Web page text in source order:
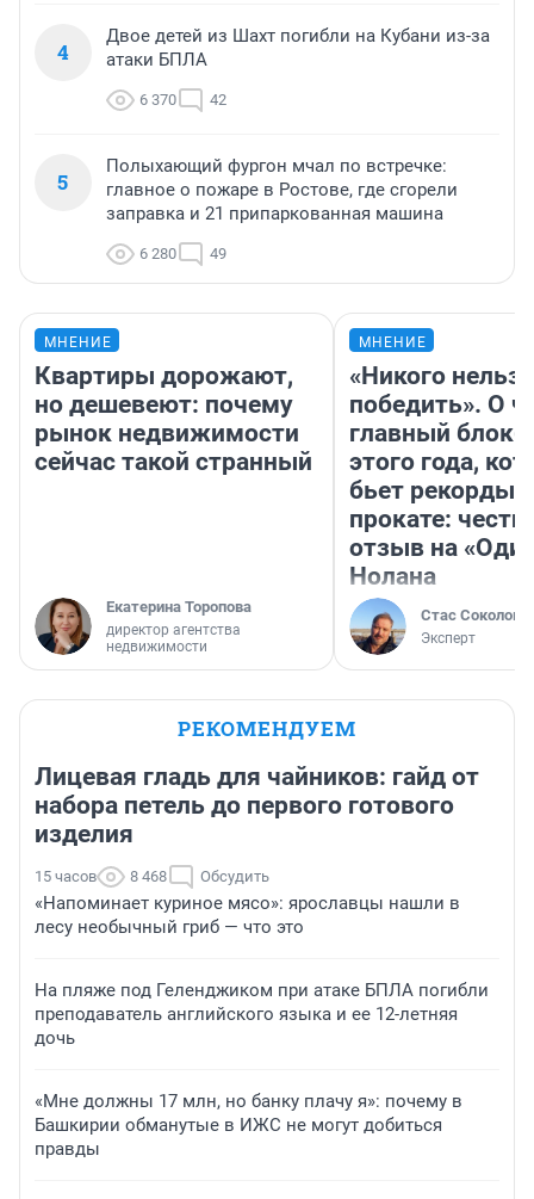
4
Двое детей из Шахт погибли на Кубани из-за
атаки БПЛА
6 370 42
5
Полыхающий фургон мчал по встречке:
главное о пожаре в Ростове, где сгорели
заправка и 21 припаркованная машина
6 280 49
МНЕНИЕ
Квартиры дорожают,
но дешевеют: почему
рынок недвижимости
сейчас такой странный
Екатерина Торопова
директор агентства
недвижимости
МНЕНИЕ
«Никого нельзя
победить». О
главный
этого года,
бьет рекорды в
прокате:
отзыв на
Нолана
Стас Соколов
Эксперт
РЕКОМЕНДУЕМ
Лицевая гладь для чайников: гайд от
набора петель до первого готового
изделия
15 часов 8 468 Обсудить
«Напоминает куриное мясо»: ярославцы нашли в
лесу необычный гриб — что это
На пляже под Геленджиком при атаке БПЛА погибли
преподаватель английского языка и ее 12-летняя
дочь
«Мне должны 17 млн, но банку плачу я»: почему в
Башкирии обманутые в ИЖС не могут добиться
правды